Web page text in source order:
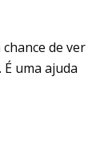
de ver
uma ajuda